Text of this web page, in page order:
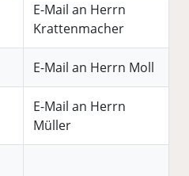
E-Mail an Herrn
Krattenmacher
E-Mail an Herrn Moll
E-Mail an Herrn
Müller